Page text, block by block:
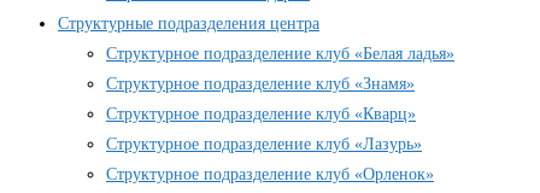
Структурные подразделения центра
Структурное подразделение клуб «Белая ладья»
Структурное подразделение клуб «Знамя»
Структурное подразделение клуб «Кварц»
Структурное подразделение клуб «Лазурь»
Структурное подразделение клуб «Орленок»